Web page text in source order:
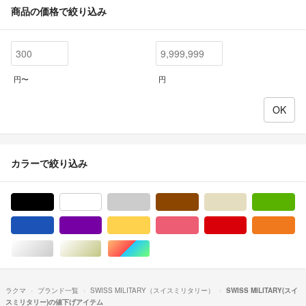
商品の価格で絞り込み
円〜 円
カラーで絞り込み
シルバー/銀色系ゴールド/金色系マルチカラー
ラクマ ブランド一覧 SWISS MILITARY（スイスミリタリー）
SWISS MILITARY(スイ
スミリタリー)の値下げアイテム